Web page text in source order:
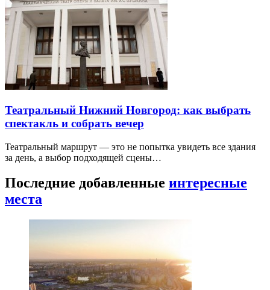
Театральный Нижний Новгород: как выбрать
спектакль и собрать вечер
Театральный маршрут — это не попытка увидеть все здания
за день, а выбор подходящей сцены…
Последние добавленные интересные
места